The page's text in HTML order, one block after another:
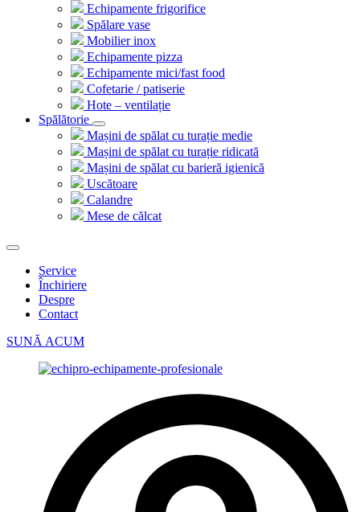
Echipamente frigorifice
Spălare vase
Mobilier inox
Echipamente pizza
Echipamente mici/fast food
Cofetarie / patiserie
Hote – ventilație
Spălătorie
Mașini de spălat cu turație medie
Mașini de spălat cu turație ridicată
Mașini de spălat cu barieră igienică
Uscătoare
Calandre
Mese de călcat
Service
Închiriere
Despre
Contact
SUNĂ ACUM